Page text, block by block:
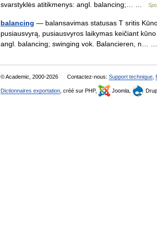
svarstyklės atitikmenys: angl. balancing;… …
balancing — balansavimas statusas T sritis
pusiausvyrą, pusiausvyros laikymas keičiant
angl. balancing; swinging vok. Balancieren, n…
© Academic, 2000-2026 Contactez-nous: Support technique
Dictionnaires exportation , créé sur PHP, Joomla,